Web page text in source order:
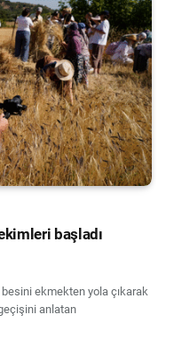
başladı
ekmekten yola çıkarak
anlatan